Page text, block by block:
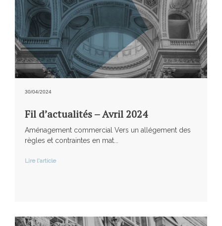
30/04/2024
Fil d’actualités – Avril 2024
Aménagement commercial Vers un allégement des
règles et contraintes en mat...
Lire l'article